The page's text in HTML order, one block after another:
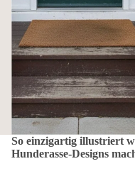
So einzigartig illustriert
Hunderasse-Designs